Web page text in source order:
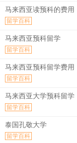
马来西亚读预科的费用
留学百科
马来西亚预科留学
留学百科
马来西亚预科留学费用
留学百科
马来西亚大学预科留学
留学百科
泰国孔敬大学
留学百科